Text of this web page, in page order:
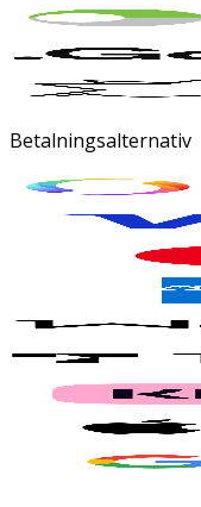
Betalningsalternativ